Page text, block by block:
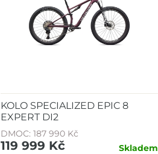
KOLO SPECIALIZED EPIC 8
EXPERT DI2
DMOC: 187 990 Kč
119 999 Kč Skladem